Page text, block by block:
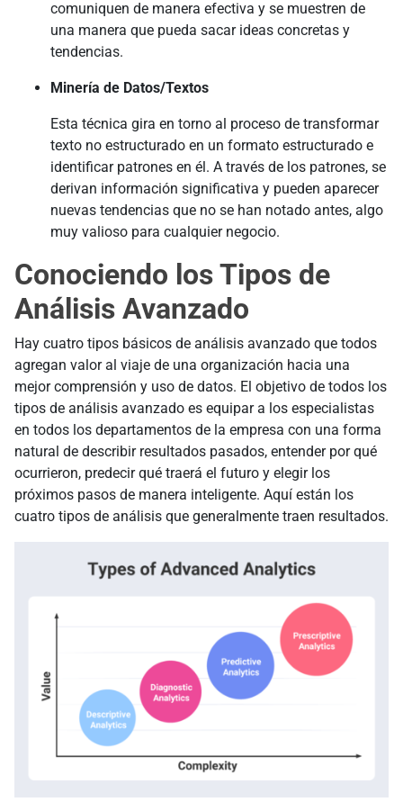
comuniquen de manera efectiva y se muestren de
una manera que pueda sacar ideas concretas y
tendencias.
Minería de Datos/Textos
Esta técnica gira en torno al proceso de transformar
texto no estructurado en un formato estructurado e
identificar patrones en él. A través de los patrones, se
derivan información significativa y pueden aparecer
nuevas tendencias que no se han notado antes, algo
muy valioso para cualquier negocio.
Conociendo los Tipos de
Análisis Avanzado
Hay cuatro tipos básicos de análisis avanzado que todos
agregan valor al viaje de una organización hacia una
mejor comprensión y uso de datos. El objetivo de todos los
tipos de análisis avanzado es equipar a los especialistas
en todos los departamentos de la empresa con una forma
natural de describir resultados pasados, entender por qué
ocurrieron, predecir qué traerá el futuro y elegir los
próximos pasos de manera inteligente. Aquí están los
cuatro tipos de análisis que generalmente traen resultados.